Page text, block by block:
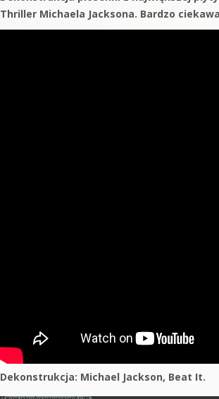
Thriller Michaela Jacksona. Bardzo
Dekonstrukcja: Michael Jackson, Beat It.